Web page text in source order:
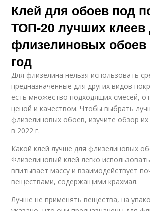
Клей для обоев под
ТОП-20 лучших клеев
флизелиновых обоев
год
Для флизелина нельзя использовать
предназначенные для других видов
есть множество подходящих смесей,
ценой и качеством. Чтобы выбрать
флизелиновых обоев, изучите обзор их
в 2022 г.
Какой клей лучше для флизелиновых
Флизелиновый клей легко
впитывает массу и взаимодействует
веществами, содержащими крахмал.
Лучше не применять вещества, на